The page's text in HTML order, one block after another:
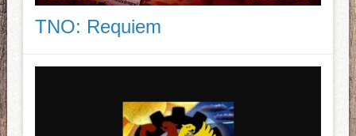
TNO: Requiem